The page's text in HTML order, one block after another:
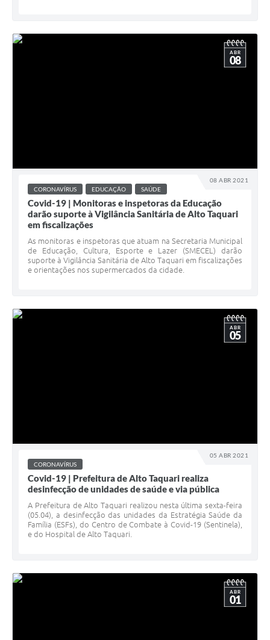
08 ABR 2021
ABR
08
CORONAVÍRUS EDUCAÇÃO SAÚDE
Covid-19 | Monitoras e inspetoras da Educação
darão suporte à Vigilância Sanitária de Alto Taquari
em fiscalizações
As monitoras e inspetoras que atuam na Secretaria Municipal
de Educação, Cultura, Esporte e Lazer (SMECEL) darão
suporte à Vigilância Sanitária de Alto Taquari em fiscalizações
e orientações nos supermercados da cidade.
05 ABR 2021
ABR
05
CORONAVÍRUS
Covid-19 | Prefeitura de Alto Taquari realiza
desinfecção de unidades de saúde e via pública
A Prefeitura de Alto Taquari realizou nesta última sexta-feira
(05.04), a desinfecção das unidades da Estratégia Saúde da
Família (ESFs), do Centro de Combate à Covid-19 (Sentinela),
e do Hospital de Alto Taquari.
ABR
01